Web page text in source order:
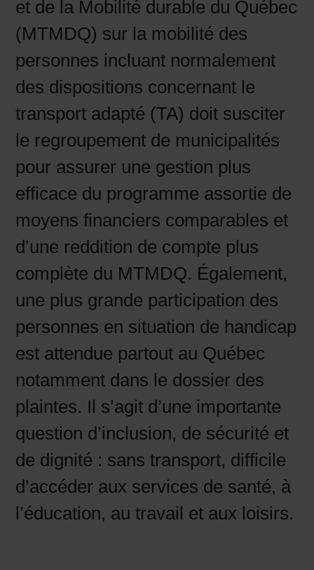
et de la Mobilité durable du Québec
(MTMDQ) sur la mobilité des
personnes incluant normalement
des dispositions concernant le
transport adapté (TA) doit susciter
le regroupement de municipalités
pour assurer une gestion plus
efficace du programme assortie de
moyens financiers comparables et
d’une reddition de compte plus
complète du MTMDQ. Également,
une plus grande participation des
personnes en situation de handicap
est attendue partout au Québec
notamment dans le dossier des
plaintes. Il s’agit d’une importante
question d’inclusion, de sécurité et
de dignité : sans transport, difficile
d’accéder aux services de santé, à
l’éducation, au travail et aux loisirs.